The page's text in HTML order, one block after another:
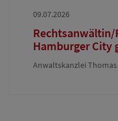
09.07.2026
Hamburger City
Anwaltskanzlei